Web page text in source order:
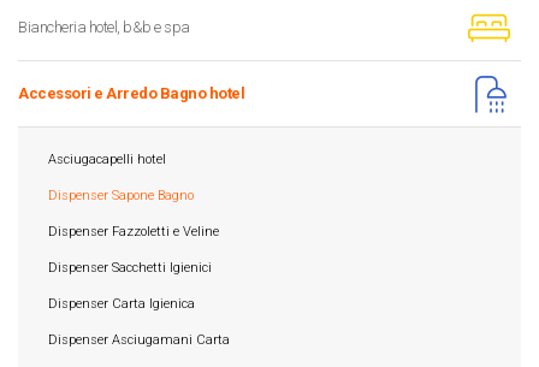
Biancheria hotel, b&b e spa
Accessori e Arredo Bagno hotel
Asciugacapelli hotel
Dispenser Sapone Bagno
Dispenser Fazzoletti e Veline
Dispenser Sacchetti Igienici
Dispenser Carta Igienica
Dispenser Asciugamani Carta